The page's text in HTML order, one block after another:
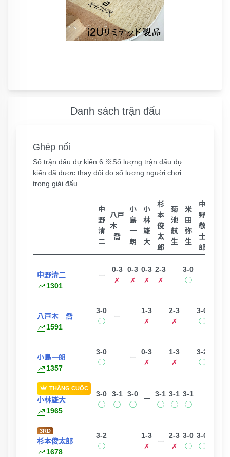
Danh sách trận đấu
Ghép nối
Số trận đấu dự kiến:6 ※Số lượng trận đấu dự
kiến ​​​​đã được thay đổi do số lượng người chơi
trong giải đấu.
中
野
清
二
八戸
木
喬
小
島
一
朗
小
林
雄
大
杉
本
俊
太
郎
菊
池
航
生
米
田
弥
生
中
野
敬
士
郎
中野清二
1301
ー
0-3
✗
0-3
✗
0-3
✗
2-3
✗
3-0
◯
八戸木 喬
1591
3-0
◯
ー
1-3
✗
2-3
✗
3-0
◯
小島一朗
1357
3-0
◯
ー
0-3
✗
1-3
✗
3-2
◯
THẮNG CUỘC
小林雄大
1965
3-0
◯
3-1
◯
3-0
◯
ー
3-1
◯
3-1
◯
3-1
◯
3RD
杉本俊太郎
1678
3-2
◯
1-3
✗
ー
2-3
✗
3-0
◯
3-0
◯